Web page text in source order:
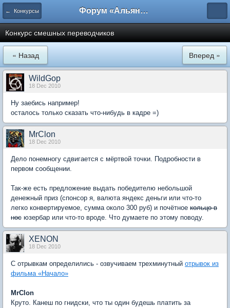
← Конкурсы Форум «Альянса вольных переводчиков»
Конкурс смешных переводчиков
« Назад Вперед »
WildGop
18 Dec 2010
Ну заебись например!
осталось только сказать что-нибудь в кадре =)
MrClon
18 Dec 2010
Дело понемногу сдвигается с мёртвой точки. Подробности в
первом сообщении.
Так-же есть предложение выдать победителю небольшой
денежный приз (спонсор я, валюта яндекс деньги или что-то
легко конвертируемое, сумма около 300 руб) и почётное кольцо в
нос юзербар или что-то вроде. Что думаете по этому поводу.
XENON
18 Dec 2010
С отрывкам определились - озвучиваем трехминутный отрывок из
фильма «Начало»
MrClon
Круто. Канеш по гнидски, что ты один будешь платить за